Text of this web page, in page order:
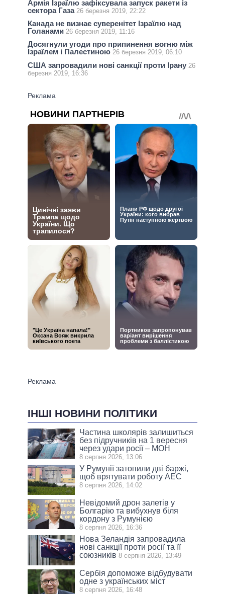
Армія Ізраїлю зафіксувала запуск ракети із
сектора Газа 26 березня 2019, 22:22
Канада не визнає суверенітет Ізраїлю над
Голанами 26 березня 2019, 11:16
Досягнули угоди про припинення вогню між
Ізраїлем і Палестиною 26 березня 2019, 06:10
США запровадили нові санкції проти Ірану 26
березня 2019, 16:36
ІНШІ НОВИНИ ПОЛІТИКИ
Частина школярів залишиться
без підручників на 1 вересня
через удари росії – МОН
8 серпня 2026, 13:06
У Румунії затопили дві баржі,
щоб врятувати роботу АЕС
8 серпня 2026, 14:02
Невідомий дрон залетів у
Болгарію та вибухнув біля
кордону з Румунією
8 серпня 2026, 16:36
Нова Зеландія запровадила
нові санкції проти росії та її
союзників 8 серпня 2026, 13:49
Сербія допоможе відбудувати
одне з українських міст
8 серпня 2026, 16:48